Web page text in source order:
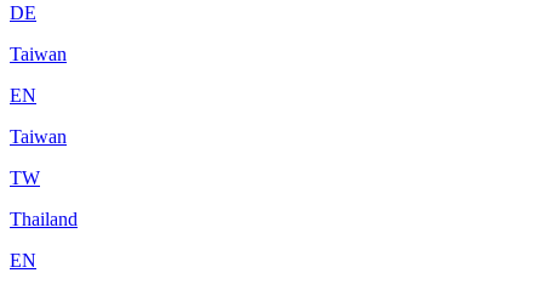
DE
Taiwan
EN
Taiwan
TW
Thailand
EN